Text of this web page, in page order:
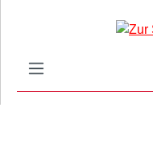
Zum Hauptinhalt springen